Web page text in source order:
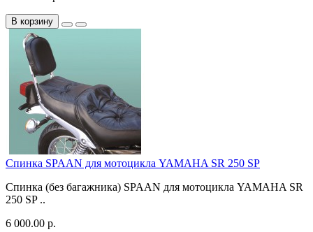
В корзину
Спинка SPAAN для мотоцикла YAMAHA SR 250 SP
Спинка (без багажника) SPAAN для мотоцикла YAMAHA SR
250 SP ..
6 000.00 р.